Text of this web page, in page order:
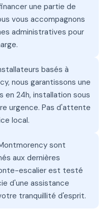
une partie de
vous accompagnons
administratives pour
basés à
nous garantissons une
en 24h, installation sous
urgence. Pas d'attente
local.
sont
aux dernières
escalier est testé
d'une assistance
tranquillité d'esprit.